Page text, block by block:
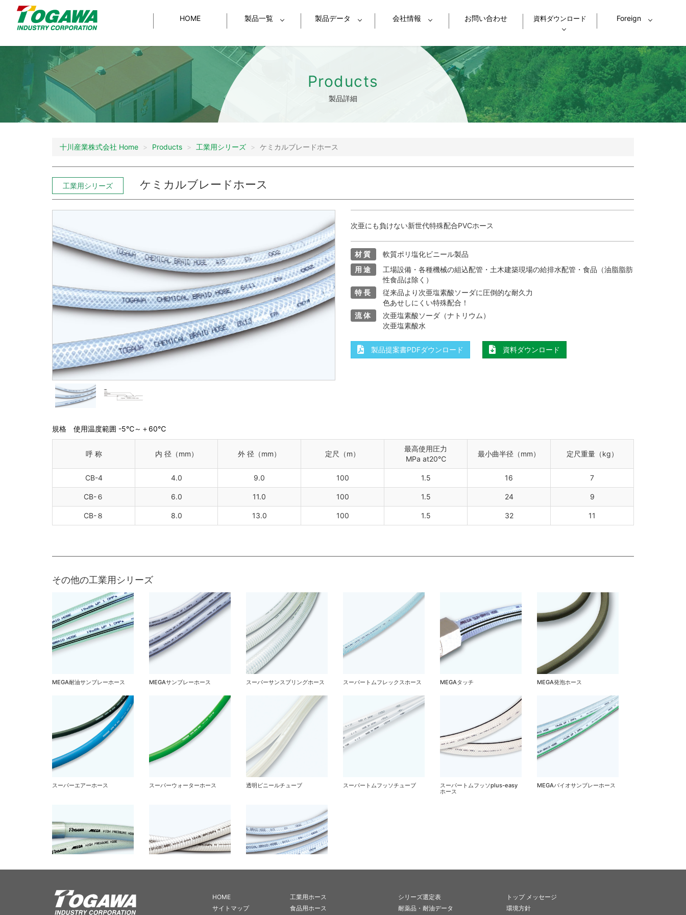
HOME 製品一覧
Products
製品一覧
一覧を見る
製品データ
Data
製品データ
特注対応 シリーズ選定表 カタログを見る
耐薬品・耐油データ ホース取扱注意事項
会社情報
Company
会社情報
トップメッセージ
品質や環境への取り組み
ISOの取り組み JIS規格について
お問い合わせ 資料ダウンロード
Downloads
資料ダウンロード
工業用ホース
MEGA耐油サンブレーホース スーパーサンスプリングホース
スーパートムフレックスホース
MEGAタッチ
MEGA発泡ホース スーパーエアーホース
スーパーウォーターホース
透明ビニールチューブ
スーパートムフッソチューブ スーパートムフッソplus-easyホース
MEGAバイオサンブレ―ホース
MEGAハイプレッシャーホース
ケミカルブレードホース
耐熱エコホース ピュアフーズホース
サンペイントホース
（PBアース線入り）
スーパーウィンソフトホースⅡ
クアトロPROホース（高圧専用）
サンテックエアーリール
コネクトチューブ（CH） コネクトコイル
農・園芸用ホース
防藻エコグリーンホース ファミリー ゴールデンファミリー
防藻ニューソフト
防藻ゴールデンソフト
耐油チューブ 吸水管・余水管
土木・配線・空調用ホース
エコフラットホース
Foreign
English Vetnam
Products
製品詳細
十川産業株式会社 Home Products 工業用シリーズ ケミカルブレードホース
工業用シリーズ ケミカルブレードホース
次亜にも負けない新世代特殊配合PVCホース
材質
軟質ポリ塩化ビニール製品
用途
工場設備・各種機械の組込配管・土木建築現場の給排水配管・食品（油脂脂肪
性食品は除く）
特長
従来品より次亜塩素酸ソーダに圧倒的な耐久力
色あせしにくい特殊配合！
流体
次亜塩素酸ソーダ（ナトリウム）
次亜塩素酸水
製品提案書PDFダウンロード 資料ダウンロード
規格 使用温度範囲 -5℃～＋60℃
呼 称 内 径（mm） 外 径（mm） 定尺（m）
最高使用圧力
MPa at20℃
最小曲半径（mm） 定尺重量（kg）
CB-4 4.0 9.0 100 1.5 16 7
CB-６ 6.0 11.0 100 1.5 24 9
CB-８ 8.0 13.0 100 1.5 32 11
その他の工業用シリーズ
HOME
サイトマップ
工業用ホース
食品用ホース
シリーズ選定表
耐薬品・耐油データ
トップ メッセージ
環境方針